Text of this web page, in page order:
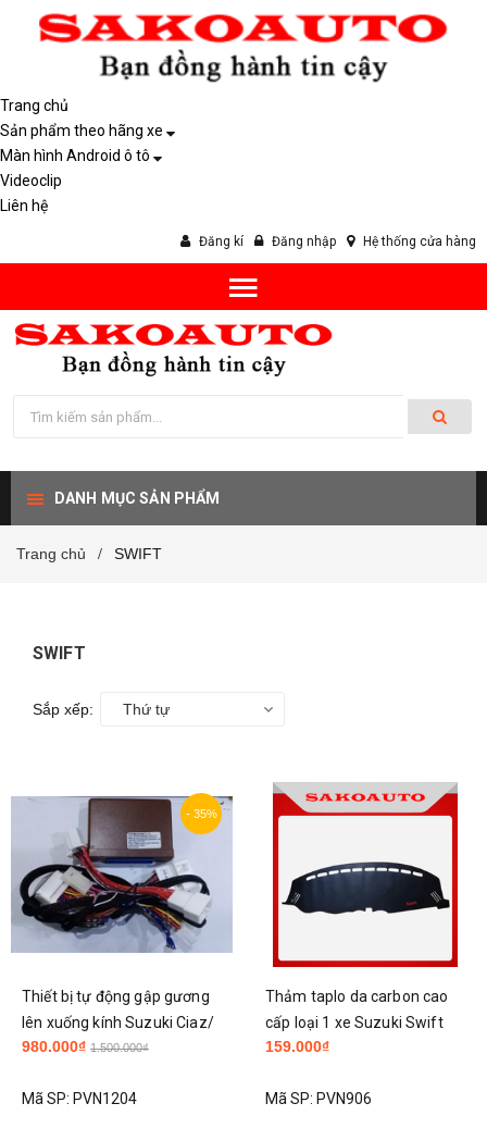
Trang chủ
Sản phẩm theo hãng xe
Màn hình Android ô tô
Videoclip
Liên hệ
Đăng kí Đăng nhập Hệ thống cửa hàng
DANH MỤC SẢN PHẨM
Trang chủ / SWIFT
SWIFT
Sắp xếp: Thứ tự
- 35%
Thiết bị tự động gập gương
lên xuống kính Suzuki Ciaz/
Ertiga/ XL7/ Swift 17-25
980.000₫ 1.500.000₫
Mã SP: PVN1204
Thảm taplo da carbon cao
cấp loại 1 xe Suzuki Swift
2018 -2021
159.000₫
Mã SP: PVN906